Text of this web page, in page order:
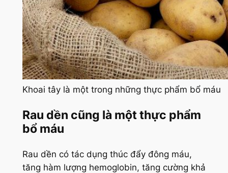
Khoai tây là một trong những thực phẩm bổ máu
Rau dền cũng là một thực phẩm
bổ máu
Rau dền có tác dụng thúc đẩy đông máu,
tăng hàm lượng hemoglobin, tăng cường khả